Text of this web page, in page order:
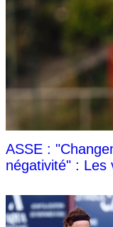
ASSE :
négativité" : Les